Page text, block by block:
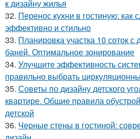
к дизайну жилья
32. Перенос кухни в гостиную: как
эффективно и стильно
33. Планировка участка 10 соток
баней. Оптимальное зонирование
34. Улучшите эффективность
правильно выбрать
35. Советы по дизайну детского
квартире. Общие правила
детской
36. Черные стены в гостиной: